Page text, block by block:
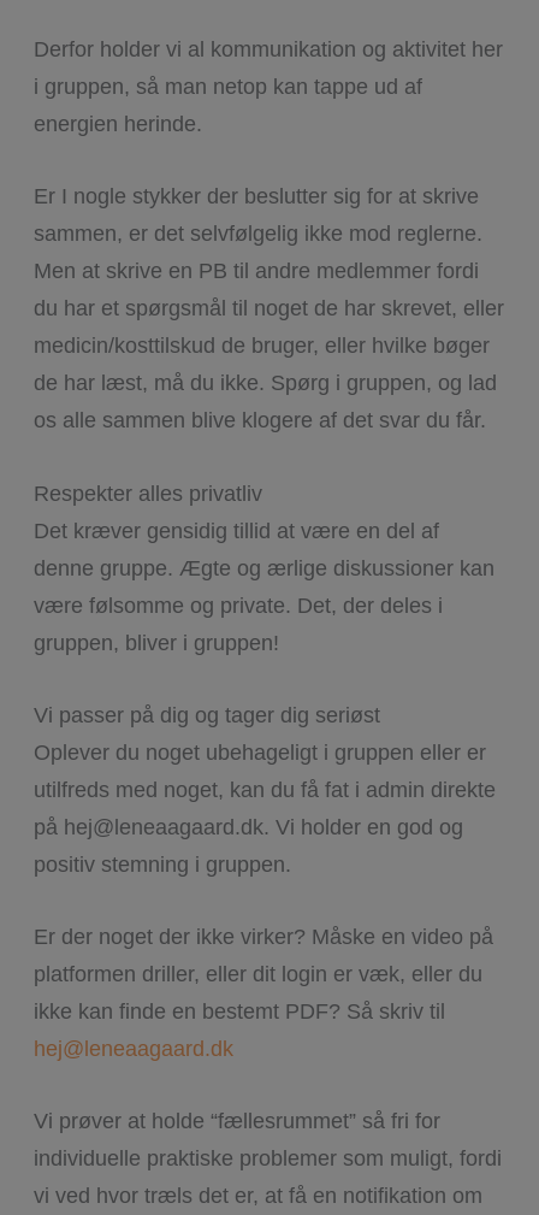
Derfor holder vi al kommunikation og aktivitet her
i gruppen, så man netop kan tappe ud af
energien herinde.
Er I nogle stykker der beslutter sig for at skrive
sammen, er det selvfølgelig ikke mod reglerne.
Men at skrive en PB til andre medlemmer fordi
du har et spørgsmål til noget de har skrevet, eller
medicin/kosttilskud de bruger, eller hvilke bøger
de har læst, må du ikke. Spørg i gruppen, og lad
os alle sammen blive klogere af det svar du får.
Respekter alles privatliv
Det kræver gensidig tillid at være en del af
denne gruppe. Ægte og ærlige diskussioner kan
være følsomme og private. Det, der deles i
gruppen, bliver i gruppen!
Vi passer på dig og tager dig seriøst
Oplever du noget ubehageligt i gruppen eller er
utilfreds med noget, kan du få fat i admin direkte
på hej@leneaagaard.dk. Vi holder en god og
positiv stemning i gruppen.
Er der noget der ikke virker? Måske en video på
platformen driller, eller dit login er væk, eller du
ikke kan finde en bestemt PDF? Så skriv til
hej@leneaagaard.dk
Vi prøver at holde “fællesrummet” så fri for
individuelle praktiske problemer som muligt, fordi
vi ved hvor træls det er, at få en notifikation om